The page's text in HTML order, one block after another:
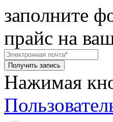
заполните
прайс на
Получить запись
Нажимая